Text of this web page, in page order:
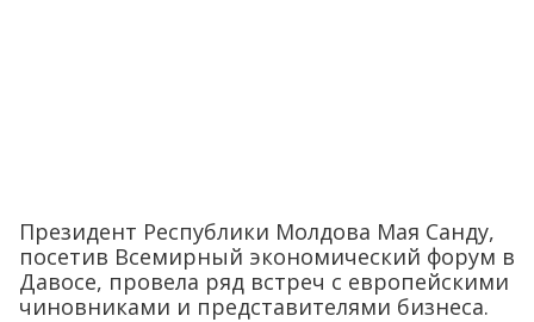
Президент Республики Молдова Мая Санду,
посетив Всемирный экономический форум в
Давосе, провела ряд встреч с европейскими
чиновниками и представителями бизнеса.